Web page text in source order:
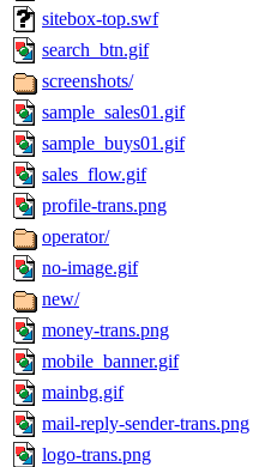
sitebox-top.swf
search_btn.gif
screenshots/
sample_sales01.gif
sample_buys01.gif
sales_flow.gif
profile-trans.png
operator/
no-image.gif
new/
money-trans.png
mobile_banner.gif
mainbg.gif
mail-reply-sender-trans.png
logo-trans.png